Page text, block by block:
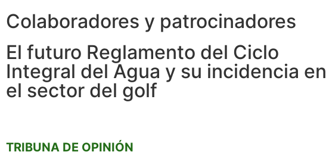
Colaboradores y patrocinadores
El futuro Reglamento del Ciclo
Integral del Agua y su incidencia en
el sector del golf
TRIBUNA DE OPINIÓN